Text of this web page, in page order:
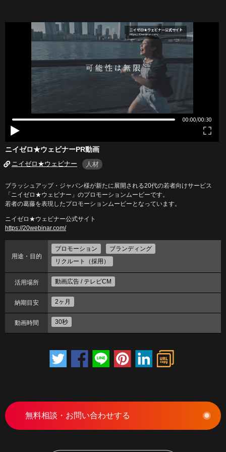
ニイゼロ★ウェビナーPR動画
ニイゼロ★ウェビナー 人材
ブラッシュアップ・ジャパン様が新たに展開される20代の若者向けサービス
「ニイゼロ★ウェビナー」のプロモーションムービーです。
若者の葛藤を表現したプロモーションムービーとなっています。
ニイゼロ★ウェビナー公式サイト
https://20webinar.com/
用途・目的
プロモーション
ブランディング
リクルート（採用）
活用場所 動画広告 / テレビCM
納期目安 2ヶ月
動画時間 30秒
無料相談・お問い合わせする